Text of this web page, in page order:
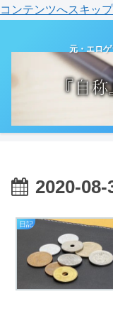
コンテンツへスキップ
元・エロ
2020-08-
日記